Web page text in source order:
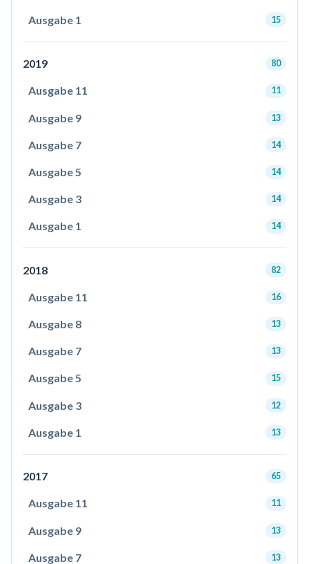
Ausgabe 1 15
2019 80
Ausgabe 11 11
Ausgabe 9 13
Ausgabe 7 14
Ausgabe 5 14
Ausgabe 3 14
Ausgabe 1 14
2018 82
Ausgabe 11 16
Ausgabe 8 13
Ausgabe 7 13
Ausgabe 5 15
Ausgabe 3 12
Ausgabe 1 13
2017 65
Ausgabe 11 11
Ausgabe 9 13
Ausgabe 7 13